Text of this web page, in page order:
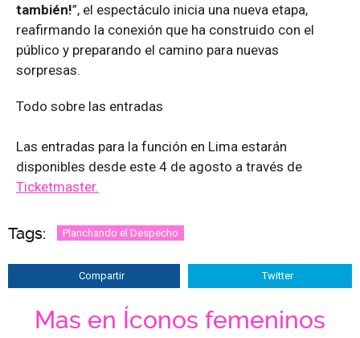
también!”, el espectáculo inicia una nueva etapa,
reafirmando la conexión que ha construido con el
público y preparando el camino para nuevas
sorpresas.
Todo sobre las entradas
Las entradas para la función en Lima estarán
disponibles desde este 4 de agosto a través de
Ticketmaster.
Tags: Planchando el Despecho
Compartir Twitter
Mas en Íconos femeninos